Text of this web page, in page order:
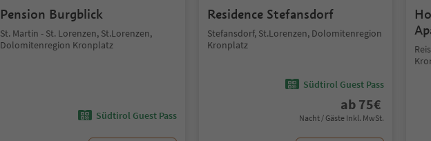
Pension Burgblick
St. Martin - St. Lorenzen, St.Lorenzen,
Dolomitenregion Kronplatz
Südtirol Guest Pass
Residence Stefansdorf
Stefansdorf, St.Lorenzen, Dolomitenregion
Kronplatz
Südtirol Guest Pass
ab 75€
Nacht / Gäste Inkl. MwSt.